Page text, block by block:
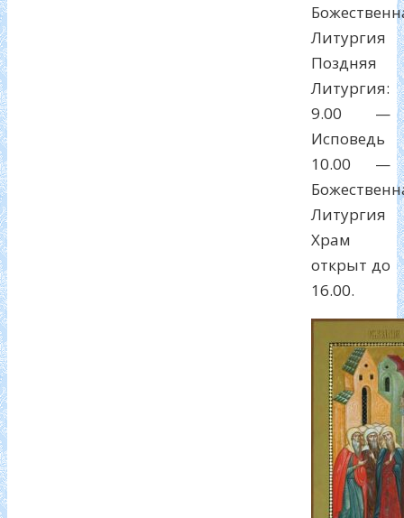
Литургия
Поздняя
Литургия:
9.00 —
Исповедь
10.00 —
Литургия
Храм
открыт до
16.00.